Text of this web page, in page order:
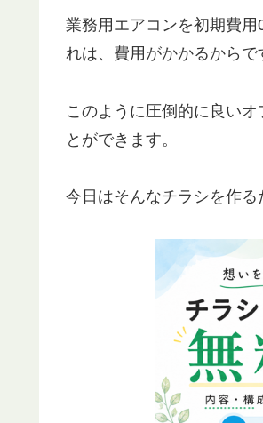
業務用エアコンを初期費
れは、費用がかかるからで
このように圧倒的に良い
とができます。
今日はそんなチラシを作る